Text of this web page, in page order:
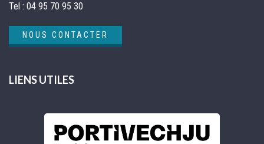
Tel : 04 95 70 95 30
NOUS CONTACTER
LIENS UTILES